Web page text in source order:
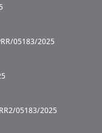
05183/2025
05183/2025